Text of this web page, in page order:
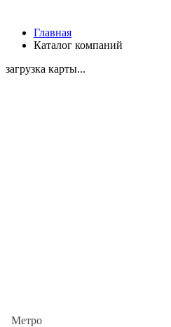
Главная
Каталог компаний
загрузка карты...
Метро